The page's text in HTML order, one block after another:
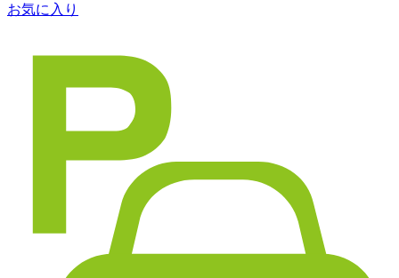
お気に入り